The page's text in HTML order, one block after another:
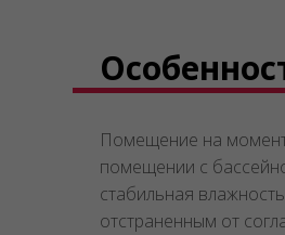
Помещение на момент
помещении с
стабильная
отстраненным от